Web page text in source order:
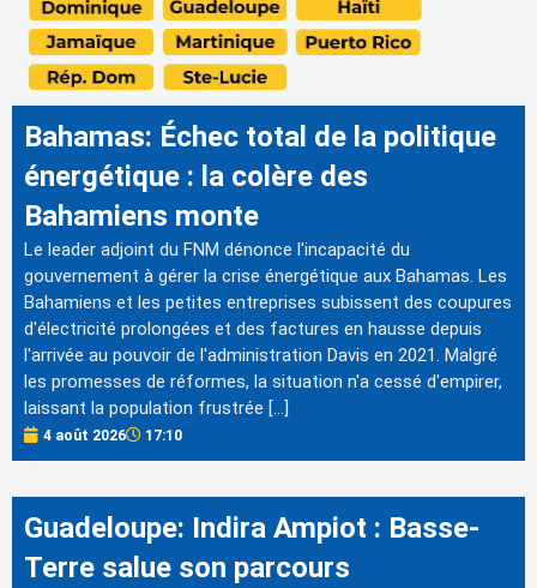
Bahamas: Échec total de la politique
énergétique : la colère des
Bahamiens monte
Le leader adjoint du FNM dénonce l'incapacité du
gouvernement à gérer la crise énergétique aux Bahamas. Les
Bahamiens et les petites entreprises subissent des coupures
d'électricité prolongées et des factures en hausse depuis
l'arrivée au pouvoir de l'administration Davis en 2021. Malgré
les promesses de réformes, la situation n'a cessé d'empirer,
laissant la population frustrée […]
4 août 2026 17:10
Guadeloupe: Indira Ampiot : Basse-
Terre salue son parcours